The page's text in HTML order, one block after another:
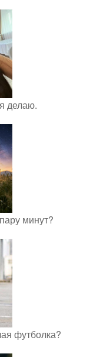
делаю.
минут?
футболка?